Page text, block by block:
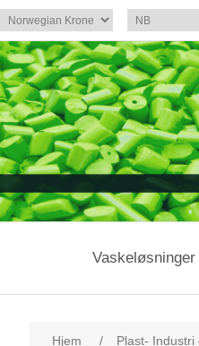
Vaskeløsninger
Hjem / Plast- Industri